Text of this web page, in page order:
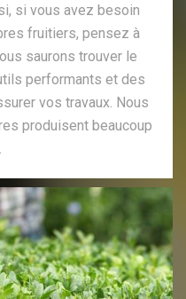
si vous avez besoin
fruitiers, pensez à
saurons trouver le
performants et des
vos travaux. Nous
produisent beaucoup